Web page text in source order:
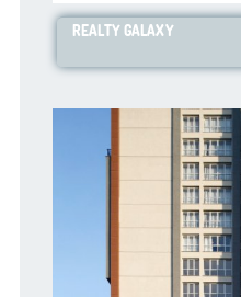
REALTY GALAXY